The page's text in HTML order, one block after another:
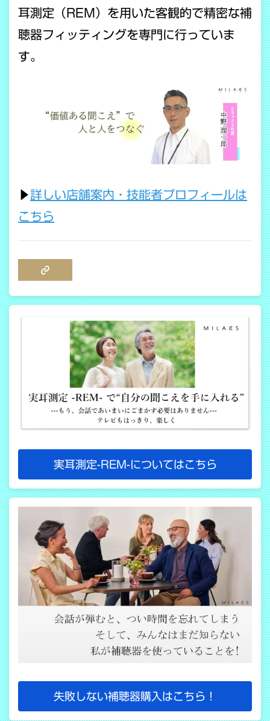
耳測定（REM）を用いた客観的で精密な補
聴器フィッティングを専門に行っていま
す。
▶詳しい店舗案内・技能者プロフィールは
こちら
実耳測定-REM-についてはこちら
失敗しない補聴器購入はこちら！